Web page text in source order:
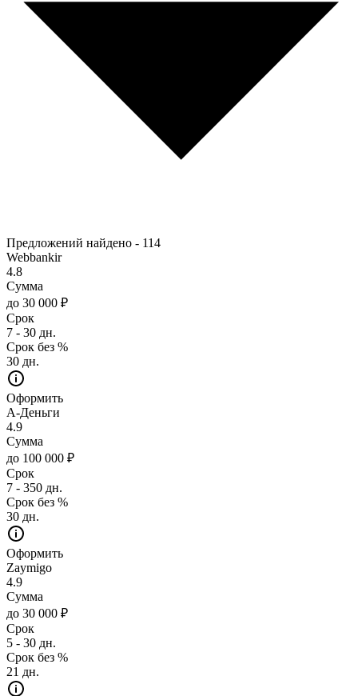
Предложений найдено - 114
Webbankir
4.8
Сумма
до 30 000 ₽
Срок
7 - 30 дн.
Срок без %
30 дн.
Оформить
А-Деньги
4.9
Сумма
до 100 000 ₽
Срок
7 - 350 дн.
Срок без %
30 дн.
Оформить
Zaymigo
4.9
Сумма
до 30 000 ₽
Срок
5 - 30 дн.
Срок без %
21 дн.